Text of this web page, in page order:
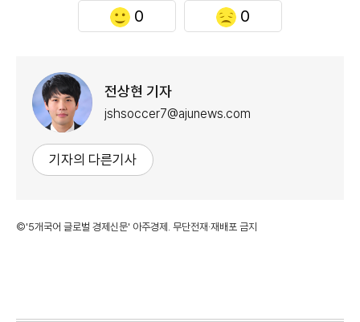
0 0
전상현 기자
jshsoccer7@ajunews.com
기자의 다른기사
©'5개국어 글로벌 경제신문' 아주경제. 무단전재·재배포 금지